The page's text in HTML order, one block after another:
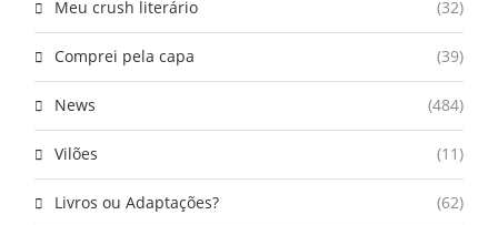
Meu crush literário (32)
Comprei pela capa (39)
News (484)
Vilões (11)
Livros ou Adaptações? (62)